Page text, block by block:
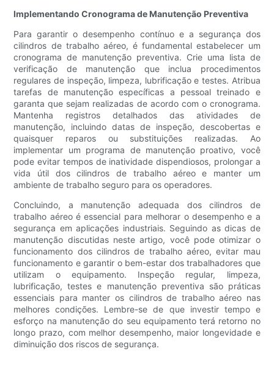
Implementando Cronograma de Manutenção Preventiva
Para garantir o desempenho contínuo e a segurança dos
cilindros de trabalho aéreo, é fundamental estabelecer um
cronograma de manutenção preventiva. Crie uma lista de
verificação de manutenção que inclua procedimentos
regulares de inspeção, limpeza, lubrificação e testes. Atribua
tarefas de manutenção específicas a pessoal treinado e
garanta que sejam realizadas de acordo com o cronograma.
Mantenha registros detalhados das atividades de
manutenção, incluindo datas de inspeção, descobertas e
quaisquer reparos ou substituições realizadas. Ao
implementar um programa de manutenção proativo, você
pode evitar tempos de inatividade dispendiosos, prolongar a
vida útil dos cilindros de trabalho aéreo e manter um
ambiente de trabalho seguro para os operadores.
Concluindo, a manutenção adequada dos cilindros de
trabalho aéreo é essencial para melhorar o desempenho e a
segurança em aplicações industriais. Seguindo as dicas de
manutenção discutidas neste artigo, você pode otimizar o
funcionamento dos cilindros de trabalho aéreo, evitar mau
funcionamento e garantir o bem-estar dos trabalhadores que
utilizam o equipamento. Inspeção regular, limpeza,
lubrificação, testes e manutenção preventiva são práticas
essenciais para manter os cilindros de trabalho aéreo nas
melhores condições. Lembre-se de que investir tempo e
esforço na manutenção do seu equipamento terá retorno no
longo prazo, com melhor desempenho, maior longevidade e
diminuição dos riscos de segurança.